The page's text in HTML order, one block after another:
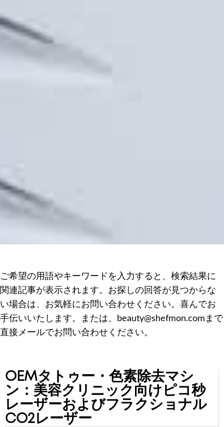
ご希望の用語やキーワードを入力すると、検索結果に
関連記事が表示されます。お探しの回答が見つからな
い場合は、お気軽にお問い合わせください。喜んでお
手伝いいたします。または、beauty@shefmon.comまで
直接メールでお問い合わせください。
OEMタトゥー・色素除去マシ
ン：美容クリニック向けピコ秒
レーザーおよびフラクショナル
CO2レーザー